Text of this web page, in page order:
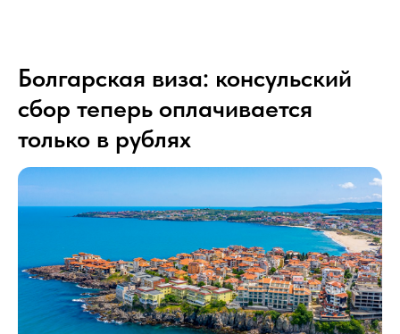
Болгарская виза: консульский
сбор теперь оплачивается
только в рублях